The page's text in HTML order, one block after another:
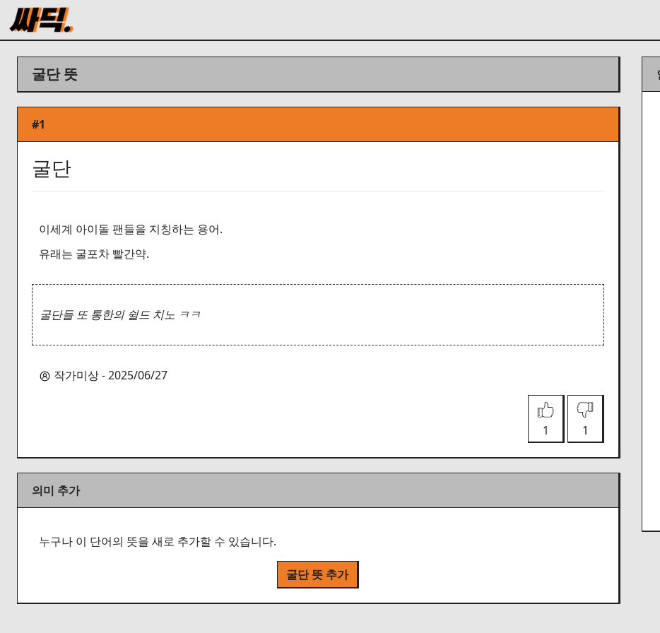
굴단 뜻
#1
굴단
이세계 아이돌 팬들을 지칭하는 용어.
유래는 굴포차 빨간약.
굴단들 또 통한의 쉴드 치노 ㅋㅋ
작가미상 - 2025/06/27
1 1
의미 추가
누구나 이 단어의 뜻을 새로 추가할 수 있습니다.
굴단 뜻 추가